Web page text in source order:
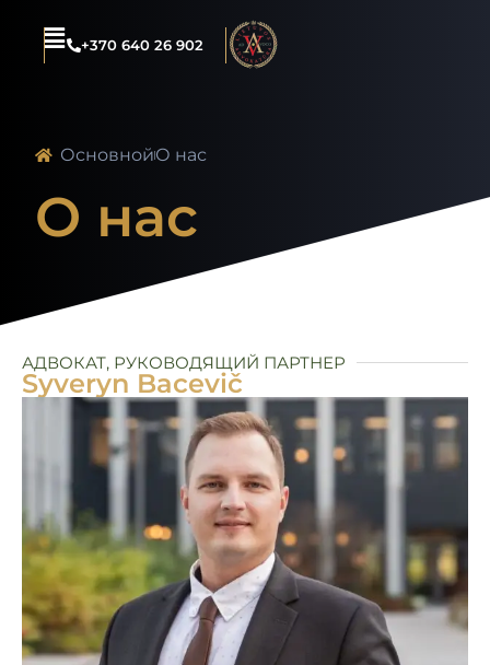
+370 640 26 902
ОсновнойО нас
О нас
АДВОКАТ, РУКОВОДЯЩИЙ ПАРТНЕР
Syveryn Bacevič